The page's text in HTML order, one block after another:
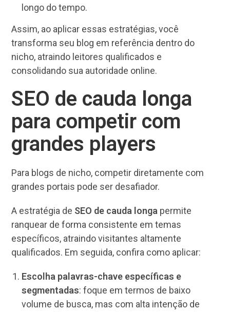
longo do tempo.
Assim, ao aplicar essas estratégias, você
transforma seu blog em referência dentro do
nicho, atraindo leitores qualificados e
consolidando sua autoridade online.
SEO de cauda longa
para competir com
grandes players
Para blogs de nicho, competir diretamente com
grandes portais pode ser desafiador.
A estratégia de SEO de cauda longa permite
ranquear de forma consistente em temas
específicos, atraindo visitantes altamente
qualificados. Em seguida, confira como aplicar:
Escolha palavras-chave específicas e
segmentadas: foque em termos de baixo
volume de busca, mas com alta intenção de